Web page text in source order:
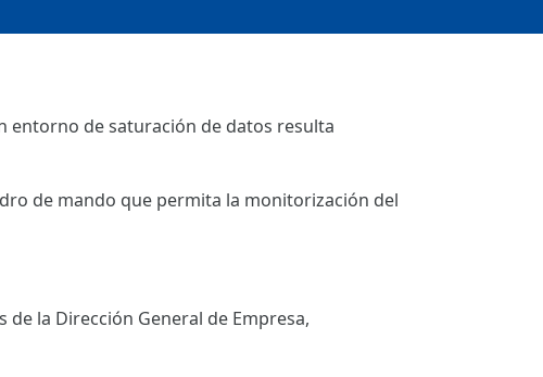
entorno de saturación de datos resulta
de mando que permita la monitorización del
la Dirección General de Empresa,